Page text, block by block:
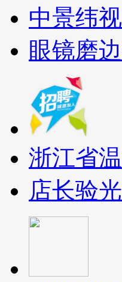
中景纬
眼镜磨
浙江省
店长验